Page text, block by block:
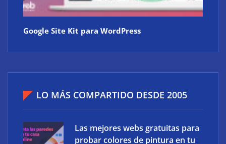
Google Site Kit para WordPress
LO MÁS COMPARTIDO DESDE 2005
Las mejores webs gratuitas para
probar colores de pintura en tu